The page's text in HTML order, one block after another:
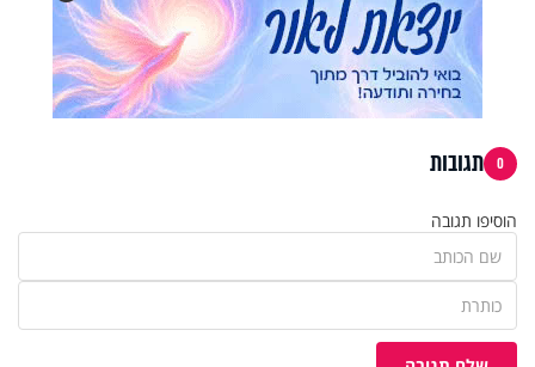
0 תגובות
הוסיפו תגובה